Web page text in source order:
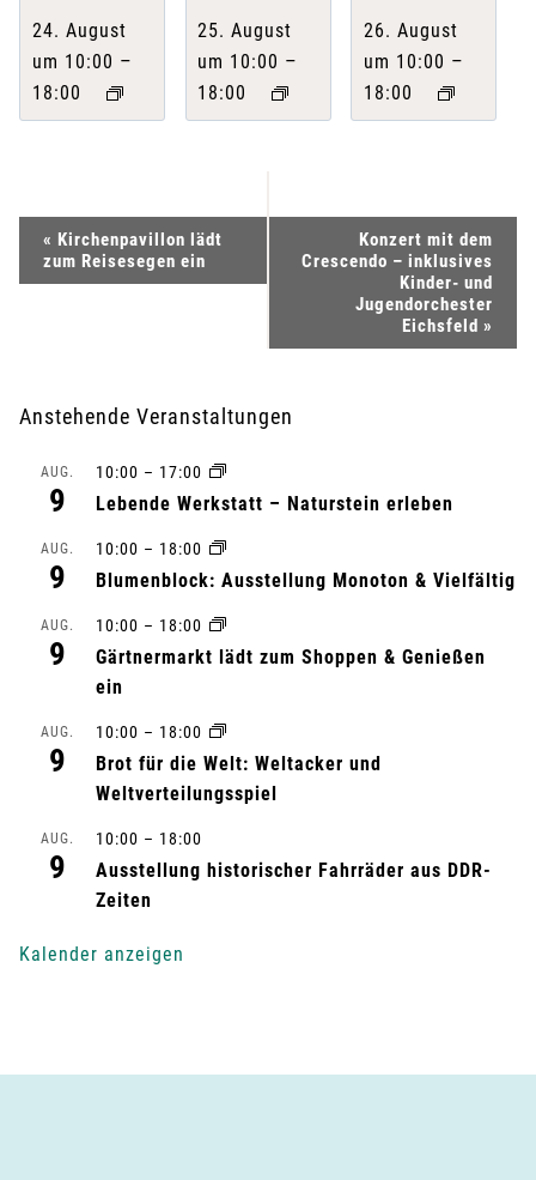
24. August
um 10:00 –
18:00
25. August
um 10:00 –
18:00
26. August
um 10:00 –
18:00
e
a
N
v
« Kirchenpavillon lädt
zum Reisesegen ein
Konzert mit dem
Crescendo – inklusives
Kinder- und
Jugendorchester
Eichsfeld »
Anstehende Veranstaltungen
AUG.
9
10:00 – 17:00
Lebende Werkstatt – Naturstein erleben
AUG.
9
10:00 – 18:00
Blumenblock: Ausstellung Monoton & Vielfältig
AUG.
9
10:00 – 18:00
Gärtnermarkt lädt zum Shoppen & Genießen
ein
AUG.
9
10:00 – 18:00
Brot für die Welt: Weltacker und
Weltverteilungsspiel
AUG.
9
10:00 – 18:00
Ausstellung historischer Fahrräder aus DDR-
Zeiten
Kalender anzeigen